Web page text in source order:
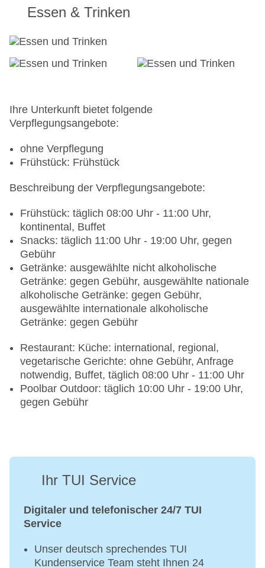
Essen & Trinken
Ihre Unterkunft bietet folgende
Verpflegungsangebote:
ohne Verpflegung
Frühstück: Frühstück
Beschreibung der Verpflegungsangebote:
Frühstück: täglich 08:00 Uhr - 11:00 Uhr,
kontinental, Buffet
Snacks: täglich 11:00 Uhr - 19:00 Uhr, gegen
Gebühr
Getränke: ausgewählte nicht alkoholische
Getränke: gegen Gebühr, ausgewählte nationale
alkoholische Getränke: gegen Gebühr,
ausgewählte internationale alkoholische
Getränke: gegen Gebühr
Restaurant: Küche: international, regional,
vegetarische Gerichte: ohne Gebühr, Anfrage
notwendig, Buffet, täglich 08:00 Uhr - 11:00 Uhr
Poolbar Outdoor: täglich 10:00 Uhr - 19:00 Uhr,
gegen Gebühr
Ihr TUI Service
Digitaler und telefonischer 24/7 TUI
Service
Unser deutsch sprechendes TUI
Kundenservice Team steht Ihnen 24